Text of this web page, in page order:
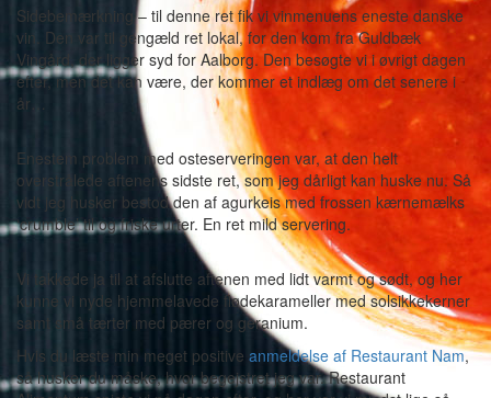
Sidebemærkning – til denne ret fik vi vinmenuens eneste danske
vin. Den var til gengæld ret lokal, for den kom fra Guldbæk
Vingård, der ligger syd for Aalborg. Den besøgte vi i øvrigt dagen
efter, men det kan være, der kommer et indlæg om det senere i
år…
Enestem problem med osteserveringen var, at den helt
overstrålede aftenens sidste ret, som jeg dårligt kan huske nu. Så
vidt jeg husker bestod den af agurkeis med frossen kærnemælks
‘crumble’ til og friske urter. En ret mild servering.
Vi takkede ja til at afslutte aftenen med lidt varmt og sødt, og her
kunne vi nyde hjemmelavede flødekarameller med solsikkekerner
samt små tærter med pærer og geranium.
Hvis du læste min meget positive anmeldelse af Restaurant Nam,
så husker du måske, hvor begejstret jeg var. Restaurant